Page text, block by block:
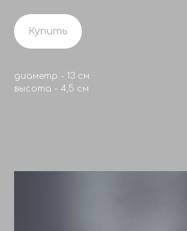
Купить
диаметр - 13 см
высота - 4,5 см